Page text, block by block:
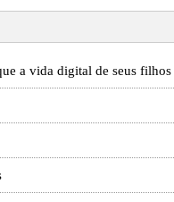
a vida digital de seus